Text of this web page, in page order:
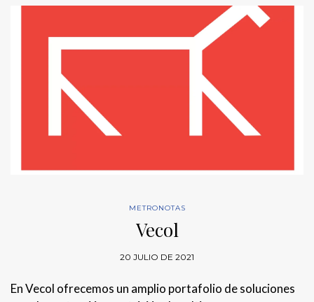
METRONOTAS
Vecol
20 JULIO DE 2021
En Vecol ofrecemos un amplio portafolio de soluciones